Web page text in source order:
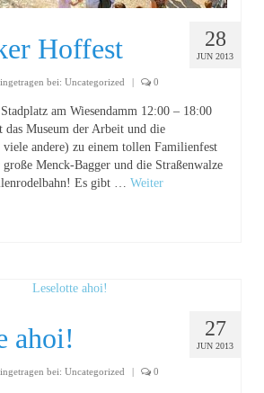
28
JUN 2013
Hoffest
bei: Uncategorized 0
am Wiesendamm 12:00 – 18:00
Museum der Arbeit und die
andere) zu einem tollen Familienfest
Menck-Bagger und die Straßenwalze
Es gibt … Weiter
27
JUN 2013
ahoi!
bei: Uncategorized 0